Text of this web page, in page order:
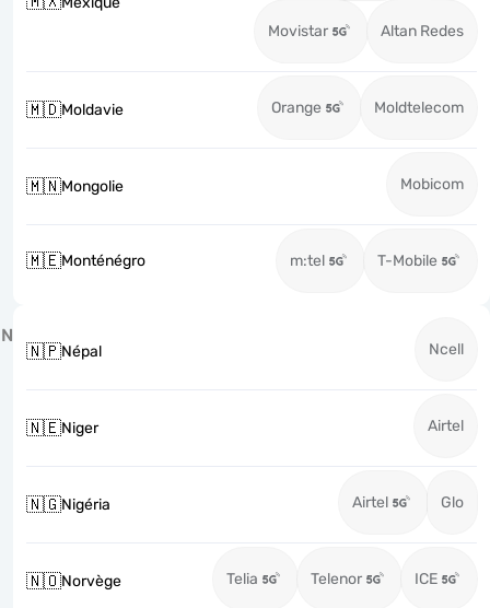
Movistar Altan Redes
🇲🇩Moldavie Orange Moldtelecom
🇲🇳Mongolie Mobicom
🇲🇪Monténégro m:tel T-Mobile
N
🇳🇵Népal Ncell
🇳🇪Niger Airtel
🇳🇬Nigéria Airtel Glo
🇳🇴Norvège Telia Telenor ICE